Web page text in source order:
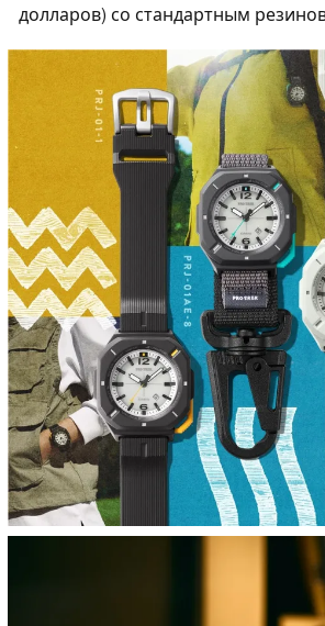
долларов) со стандартным